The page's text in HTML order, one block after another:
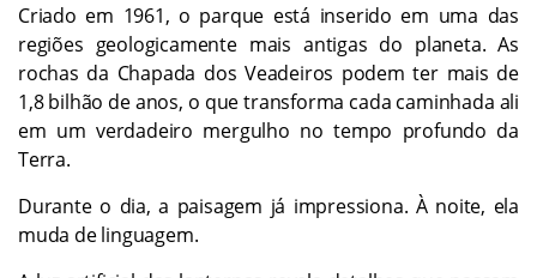
Criado em 1961, o parque está inserido em uma das
regiões geologicamente mais antigas do planeta. As
rochas da Chapada dos Veadeiros podem ter mais de
1,8 bilhão de anos, o que transforma cada caminhada ali
em um verdadeiro mergulho no tempo profundo da
Terra.
Durante o dia, a paisagem já impressiona. À noite, ela
muda de linguagem.